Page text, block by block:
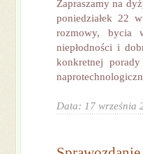
Zapraszamy na
poniedziałek 22
rozmowy, bycia
niepłodności i
konkretnej
Data: 17 września